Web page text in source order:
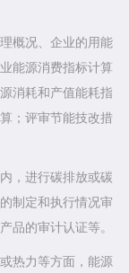
概况、企业的用能
能源消费指标计算
消耗和产值能耗指
；评审节能技改措
，进行碳排放或碳
制定和执行情况审
品的审计认证等。
热力等方面，能源